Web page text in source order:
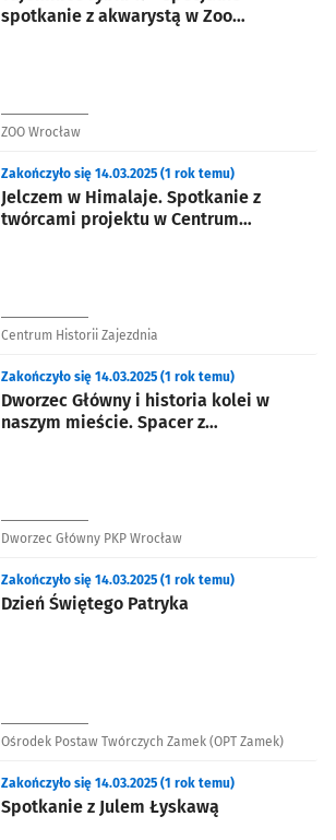
spotkanie z akwarystą w Zoo
ZOO Wrocław
Jelczem w Himalaje. Spotkanie z
twórcami projektu w Centrum
Zakończyło się 14.03.2025 (1 rok temu)
Centrum Historii Zajezdnia
Dworzec Główny i historia kolei w
naszym mieście. Spacer z
Zakończyło się 14.03.2025 (1 rok temu)
Dworzec Główny PKP Wrocław
Dzień Świętego Patryka
Zakończyło się 14.03.2025 (1 rok temu)
Ośrodek Postaw Twórczych Zamek (OPT Zamek)
Spotkanie z Julem Łyskawą
Zakończyło się 14.03.2025 (1 rok temu)